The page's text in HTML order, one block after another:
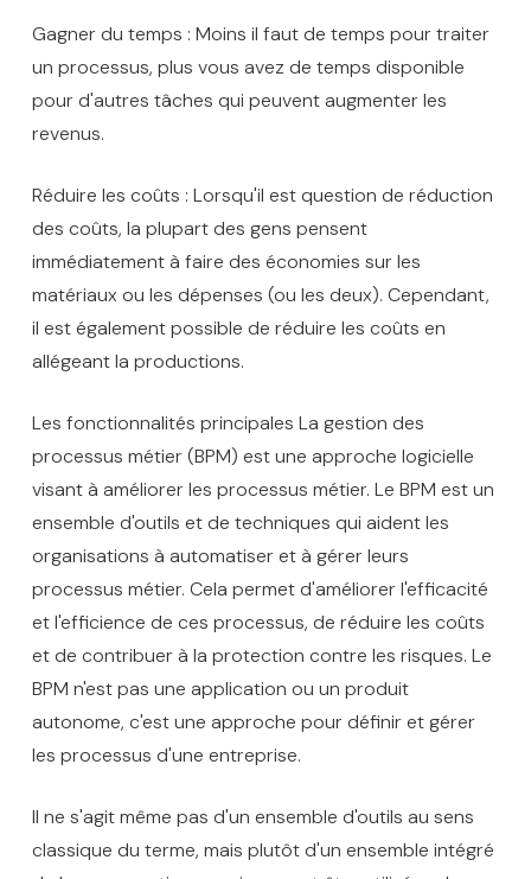
Gagner du temps : Moins il faut de temps pour traiter
un processus, plus vous avez de temps disponible
pour d'autres tâches qui peuvent augmenter les
revenus.
Réduire les coûts : Lorsqu'il est question de réduction
des coûts, la plupart des gens pensent
immédiatement à faire des économies sur les
matériaux ou les dépenses (ou les deux). Cependant,
il est également possible de réduire les coûts en
allégeant la productions.
Les fonctionnalités principales La gestion des
processus métier (BPM) est une approche logicielle
visant à améliorer les processus métier. Le BPM est un
ensemble d'outils et de techniques qui aident les
organisations à automatiser et à gérer leurs
processus métier. Cela permet d'améliorer l'efficacité
et l'efficience de ces processus, de réduire les coûts
et de contribuer à la protection contre les risques. Le
BPM n'est pas une application ou un produit
autonome, c'est une approche pour définir et gérer
les processus d'une entreprise.
Il ne s'agit même pas d'un ensemble d'outils au sens
classique du terme, mais plutôt d'un ensemble intégré